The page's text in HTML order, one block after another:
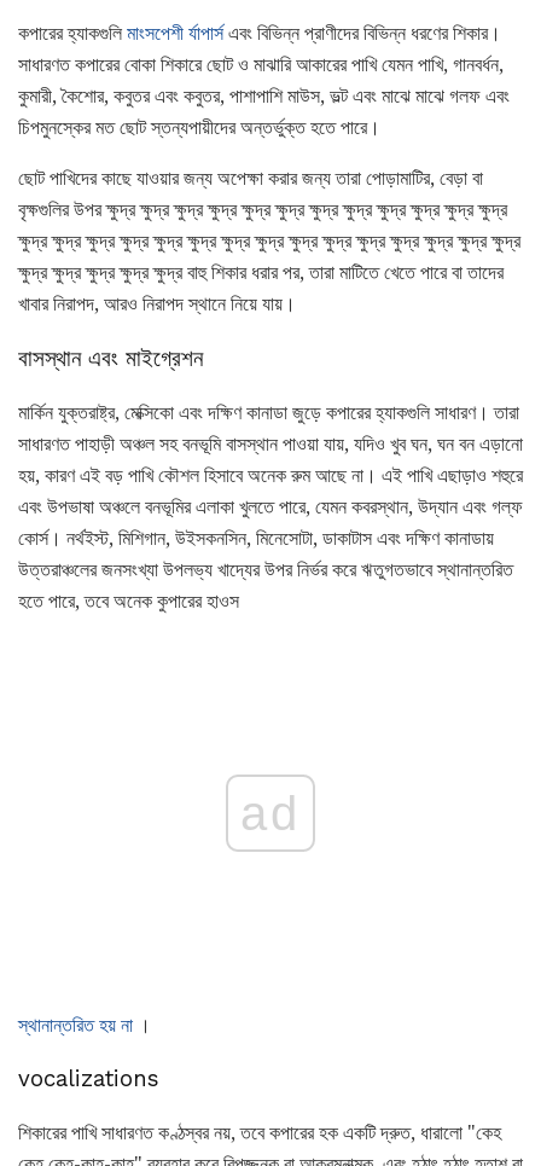
কপারের হ্যাকগুলি মাংসপেশী র্যাপার্সএবং বিভিন্ন প্রাণীদের বিভিন্ন ধরণের শিকার।
সাধারণত কপারের বোকা শিকারে ছোট ও মাঝারি আকারের পাখি যেমন পাখি, গানবর্ধন,
কুমারী, কৈশোর, কবুতর এবং কবুতর, পাশাপাশি মাউস, ভল্ট এবং মাঝে মাঝে গলফ এবং
চিপমুনস্কের মত ছোট স্তন্যপায়ীদের অন্তর্ভুক্ত হতে পারে।
ছোট পাখিদের কাছে যাওয়ার জন্য অপেক্ষা করার জন্য তারা পোড়ামাটির, বেড়া বা
বৃক্ষগুলির উপর ক্ষুদ্র ক্ষুদ্র ক্ষুদ্র ক্ষুদ্র ক্ষুদ্র ক্ষুদ্র ক্ষুদ্র ক্ষুদ্র ক্ষুদ্র ক্ষুদ্র ক্ষুদ্র ক্ষুদ্র
ক্ষুদ্র ক্ষুদ্র ক্ষুদ্র ক্ষুদ্র ক্ষুদ্র ক্ষুদ্র ক্ষুদ্র ক্ষুদ্র ক্ষুদ্র ক্ষুদ্র ক্ষুদ্র ক্ষুদ্র ক্ষুদ্র ক্ষুদ্র ক্ষুদ্র
ক্ষুদ্র ক্ষুদ্র ক্ষুদ্র ক্ষুদ্র ক্ষুদ্র বাহু শিকার ধরার পর, তারা মাটিতে খেতে পারে বা তাদের
খাবার নিরাপদ, আরও নিরাপদ স্থানে নিয়ে যায়।
বাসস্থান এবং মাইগ্রেশন
মার্কিন যুক্তরাষ্ট্র, মেক্সিকো এবং দক্ষিণ কানাডা জুড়ে কপারের হ্যাকগুলি সাধারণ। তারা
সাধারণত পাহাড়ী অঞ্চল সহ বনভূমি বাসস্থান পাওয়া যায়, যদিও খুব ঘন, ঘন বন এড়ানো
হয়, কারণ এই বড় পাখি কৌশল হিসাবে অনেক রুম আছে না। এই পাখি এছাড়াও শহুরে
এবং উপভাষা অঞ্চলে বনভূমির এলাকা খুলতে পারে, যেমন কবরস্থান, উদ্যান এবং গল্ফ
কোর্স। নর্থইস্ট, মিশিগান, উইসকনসিন, মিনেসোটা, ডাকাটাস এবং দক্ষিণ কানাডায়
উত্তরাঞ্চলের জনসংখ্যা উপলভ্য খাদ্যের উপর নির্ভর করে ঋতুগতভাবে স্থানান্তরিত
হতে পারে, তবে অনেক কুপারের হাওস
ad
স্থানান্তরিত হয় না ।
vocalizations
শিকারের পাখি সাধারণত কণ্ঠস্বর নয়, তবে কপারের হক একটি দ্রুত, ধারালো "কেহ